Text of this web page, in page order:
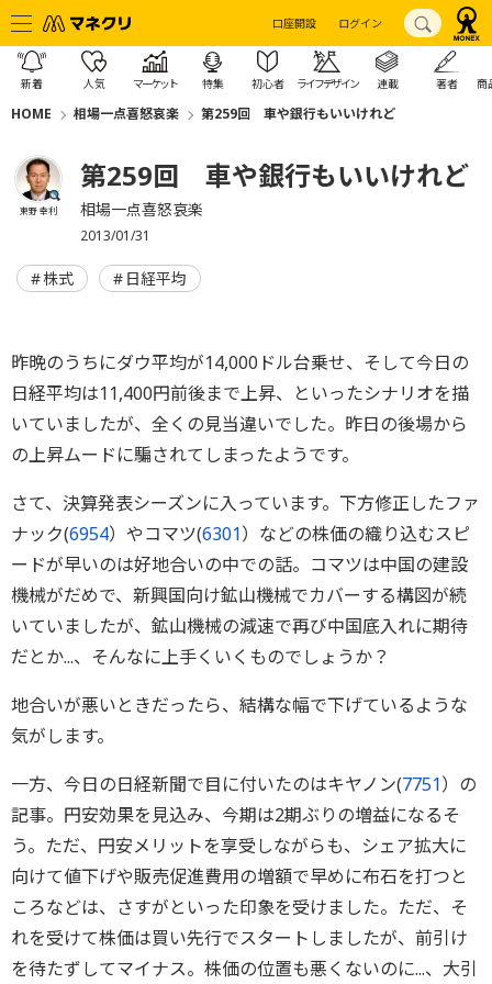
口座開設 ログイン
新着 人気 マーケット 特集 初心者 ライフデザイン 連載 著者 商
HOME 相場一点喜怒哀楽 第259回 車や銀行もいいけれど
東野 幸利
第259回 車や銀行もいいけれど
相場一点喜怒哀楽
2013/01/31
株式 日経平均
昨晩のうちにダウ平均が14,000ドル台乗せ、そして今日の
日経平均は11,400円前後まで上昇、といったシナリオを描
いていましたが、全くの見当違いでした。昨日の後場から
の上昇ムードに騙されてしまったようです。
さて、決算発表シーズンに入っています。下方修正したファ
ナック(6954）やコマツ(6301）などの株価の織り込むスピ
ードが早いのは好地合いの中での話。コマツは中国の建設
機械がだめで、新興国向け鉱山機械でカバーする構図が続
いていましたが、鉱山機械の減速で再び中国底入れに期待
だとか...、そんなに上手くいくものでしょうか？
地合いが悪いときだったら、結構な幅で下げているような
気がします。
一方、今日の日経新聞で目に付いたのはキヤノン(7751）の
記事。円安効果を見込み、今期は2期ぶりの増益になるそ
う。ただ、円安メリットを享受しながらも、シェア拡大に
向けて値下げや販売促進費用の増額で早めに布石を打つと
ころなどは、さすがといった印象を受けました。ただ、そ
れを受けて株価は買い先行でスタートしましたが、前引け
を待たずしてマイナス。株価の位置も悪くないのに...、大引